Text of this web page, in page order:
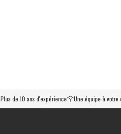
Plus de 10 ans d'expérience Une équipe à votre